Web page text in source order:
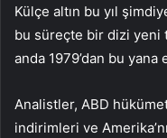
Külçe altın bu yıl
bu süreçte bir dizi yeni
anda 1979’dan bu yana
Analistler, ABD
indirimleri ve